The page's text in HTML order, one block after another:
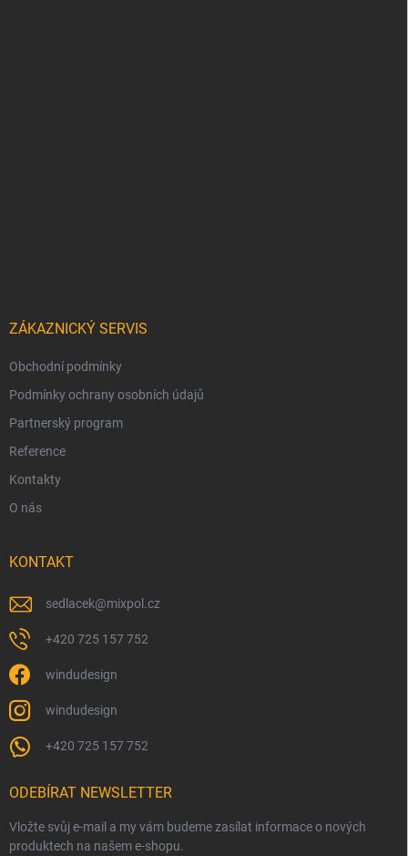
ZÁKAZNICKÝ SERVIS
Obchodní podmínky
Podmínky ochrany osobních údajů
Partnerský program
Reference
Kontakty
O nás
KONTAKT
sedlacek@mixpol.cz
+420 725 157 752
windudesign
windudesign
+420 725 157 752
ODEBÍRAT NEWSLETTER
Vložte svůj e-mail a my vám budeme zasílat informace o nových
produktech na našem e-shopu.